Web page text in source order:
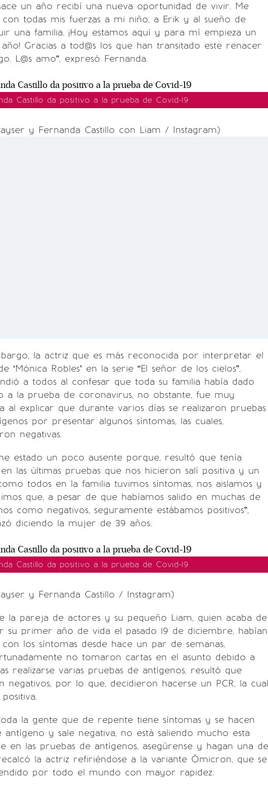
un año recibí una nueva oportunidad de vivir. Me
todas mis fuerzas a mi niño, a Erik y al sueño de
una familia. ¡Hoy estamos aquí y para mí empieza un
Gracias a tod@s los que han transitado este renacer
L@s amo”, expresó Fernanda.
Castillo da positivo a la prueba de Covid-19
y Fernanda Castillo con Liam / Instagram)
la actriz que es más reconocida por interpretar el
‘Mónica Robles’ en la serie “El señor de los cielos”,
a todos al confesar que toda su familia había dado
a la prueba de coronavirus, no obstante, fue muy
al explicar que durante varios días se realizaron pruebas
por presentar algunos síntomas, las cuales,
negativas.
estado un poco ausente porque, resultó que tenía
las últimas pruebas que nos hicieron salí positiva y un
todos en la familia tuvimos síntomas, nos aislamos y
que, a pesar de que habíamos salido en muchas de
como negativos, seguramente estábamos positivos”,
diciendo la mujer de 39 años.
Castillo da positivo a la prueba de Covid-19
y Fernanda Castillo / Instagram)
la pareja de actores y su pequeño Liam, quien acaba de
su primer año de vida el pasado 19 de diciembre, habían
con los síntomas desde hace un par de semanas,
no tomaron cartas en el asunto debido a
realizarse varias pruebas de antígenos, resultó que
negativos, por lo que, decidieron hacerse un PCR, la
la gente que de repente tiene síntomas y se hacen
antígeno y sale negativa, no está saliendo mucho esta
en las pruebas de antígenos, asegúrense y hagan una de
recalcó la actriz refiriéndose a la variante Ómicron, que se
por todo el mundo con mayor rapidez.